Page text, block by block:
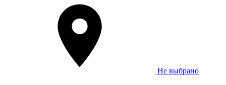
Не выбрано